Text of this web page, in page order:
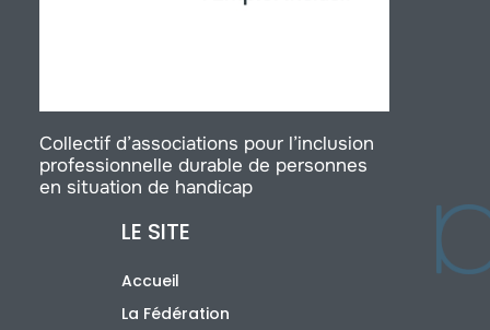
Collectif d’associations pour l’inclusion
professionnelle durable de personnes
en situation de handicap
LE SITE
Accueil
La Fédération